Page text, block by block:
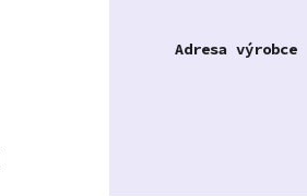
Adresa výrobce